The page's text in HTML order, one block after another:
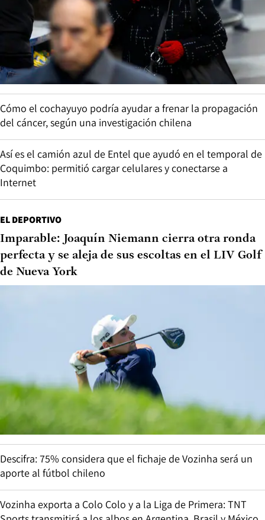
Cómo el cochayuyo podría ayudar a frenar la propagación
del cáncer, según una investigación chilena
Así es el camión azul de Entel que ayudó en el temporal de
Coquimbo: permitió cargar celulares y conectarse a
Internet
EL DEPORTIVO
Imparable: Joaquín Niemann cierra otra ronda
perfecta y se aleja de sus escoltas en el LIV Golf
de Nueva York
Descifra: 75% considera que el fichaje de Vozinha será un
aporte al fútbol chileno
Vozinha exporta a Colo Colo y a la Liga de Primera: TNT